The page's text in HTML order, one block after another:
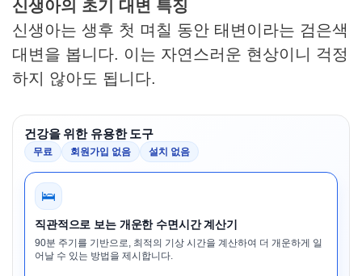
신생아의 초기 대변 특징
신생아는 생후 첫 며칠 동안 태변이라는 검은색
대변을 봅니다. 이는 자연스러운 현상이니 걱정
하지 않아도 됩니다.
건강을 위한 유용한 도구
무료 회원가입 없음 설치 없음
🛌
직관적으로 보는 개운한 수면시간 계산기
90분 주기를 기반으로, 최적의 기상 시간을 계산하여 더 개운하게 일
어날 수 있는 방법을 제시합니다.